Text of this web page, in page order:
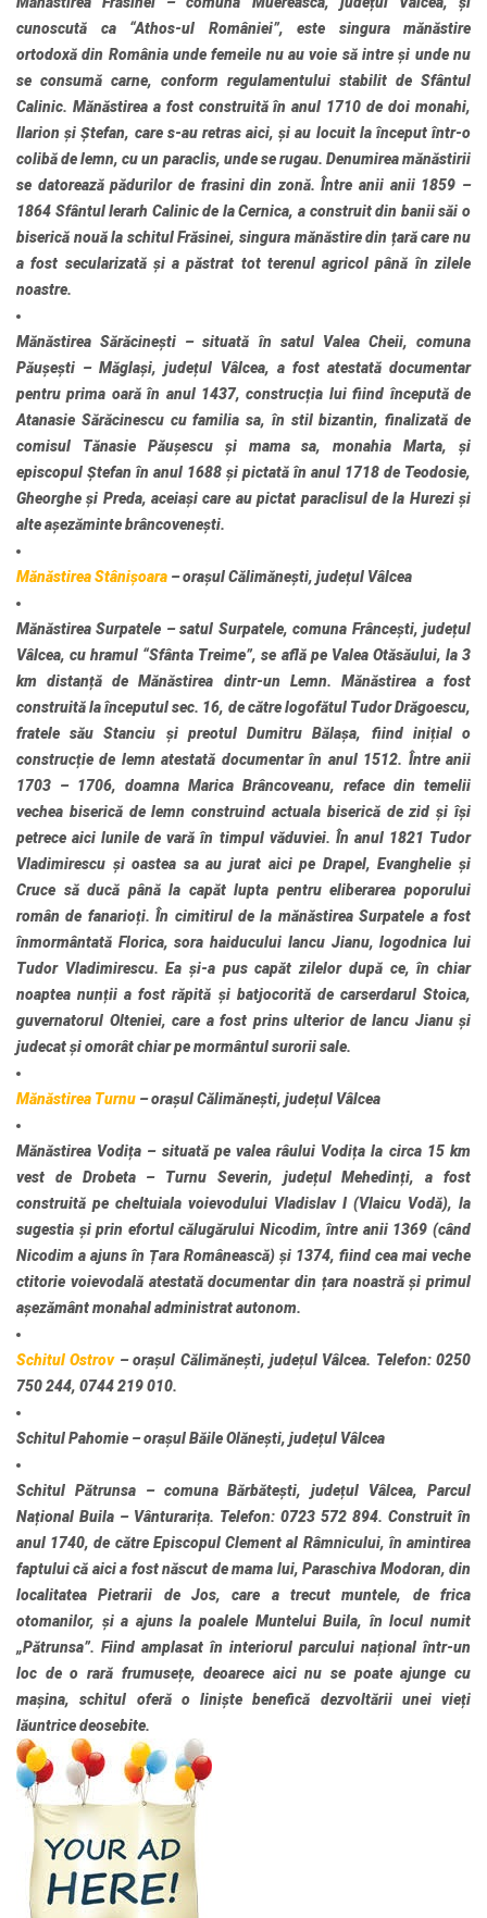
cunoscută ca “Athos-ul României”, este singura mănăstire
ortodoxă din România unde femeile nu au voie să intre și unde nu
se consumă carne, conform regulamentului stabilit de Sfântul
Calinic. Mănăstirea a fost construită în anul 1710 de doi monahi,
Ilarion și Ștefan, care s-au retras aici, și au locuit la început într-o
colibă de lemn, cu un paraclis, unde se rugau. Denumirea mănăstirii
se datorează pădurilor de frasini din zonă. Între anii anii 1859 –
1864 Sfântul Ierarh Calinic de la Cernica, a construit din banii săi o
biserică nouă la schitul Frăsinei, singura mănăstire din țară care nu
a fost secularizată și a păstrat tot terenul agricol până în zilele
noastre.
Mănăstirea Sărăcinești – situată în satul Valea Cheii, comuna
Păușești – Măglași, județul Vâlcea, a fost atestată documentar
pentru prima oară în anul 1437, construcția lui fiind începută de
Atanasie Sărăcinescu cu familia sa, în stil bizantin, finalizată de
comisul Tănasie Păușescu și mama sa, monahia Marta, și
episcopul Ștefan în anul 1688 și pictată în anul 1718 de Teodosie,
Gheorghe și Preda, aceiași care au pictat paraclisul de la Hurezi și
alte așezăminte brâncovenești.
Mănăstirea Stânișoara – orașul Călimănești, județul Vâlcea
Mănăstirea Surpatele – satul Surpatele, comuna Frâncești, județul
Vâlcea, cu hramul “Sfânta Treime”, se află pe Valea Otăsăului, la 3
km distanță de Mănăstirea dintr-un Lemn. Mănăstirea a fost
construită la începutul sec. 16, de către logofătul Tudor Drăgoescu,
fratele său Stanciu și preotul Dumitru Bălașa, fiind inițial o
construcție de lemn atestată documentar în anul 1512. Între anii
1703 – 1706, doamna Marica Brâncoveanu, reface din temelii
vechea biserică de lemn construind actuala biserică de zid și își
petrece aici lunile de vară în timpul văduviei. În anul 1821 Tudor
Vladimirescu și oastea sa au jurat aici pe Drapel, Evanghelie și
Cruce să ducă până la capăt lupta pentru eliberarea poporului
român de fanarioți. În cimitirul de la mănăstirea Surpatele a fost
înmormântată Florica, sora haiducului Iancu Jianu, logodnica lui
Tudor Vladimirescu. Ea și-a pus capăt zilelor după ce, în chiar
noaptea nunții a fost răpită și batjocorită de carserdarul Stoica,
guvernatorul Olteniei, care a fost prins ulterior de Iancu Jianu și
judecat și omorât chiar pe mormântul surorii sale.
Mănăstirea Turnu – orașul Călimănești, județul Vâlcea
Mănăstirea Vodița – situată pe valea râului Vodița la circa 15 km
vest de Drobeta – Turnu Severin, județul Mehedinți, a fost
construită pe cheltuiala voievodului Vladislav I (Vlaicu Vodă), la
sugestia și prin efortul călugărului Nicodim, între anii 1369 (când
Nicodim a ajuns în Țara Românească) și 1374, fiind cea mai veche
ctitorie voievodală atestată documentar din țara noastră și primul
așezământ monahal administrat autonom.
Schitul Ostrov– orașul Călimănești, județul Vâlcea. Telefon: 0250
750 244, 0744 219 010.
Schitul Pahomie – orașul Băile Olănești, județul Vâlcea
Schitul Pătrunsa– comuna Bărbătești, județul Vâlcea, Parcul
Național Buila – Vânturarița. Telefon: 0723 572 894. Construit în
anul 1740, de către Episcopul Clement al Râmnicului, în amintirea
faptului că aici a fost născut de mama lui, Paraschiva Modoran, din
localitatea Pietrarii de Jos, care a trecut muntele, de frica
otomanilor, și a ajuns la poalele Muntelui Buila, în locul numit
„Pătrunsa”. Fiind amplasat în interiorul parcului național într-un
loc de o rară frumusețe, deoarece aici nu se poate ajunge cu
mașina, schitul oferă o liniște benefică dezvoltării unei vieți
lăuntrice deosebite.